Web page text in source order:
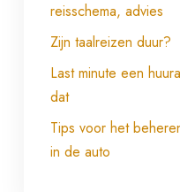
reisschema, advies
Zijn taalreizen duur?
Last minute een
dat
Tips voor het
in de auto